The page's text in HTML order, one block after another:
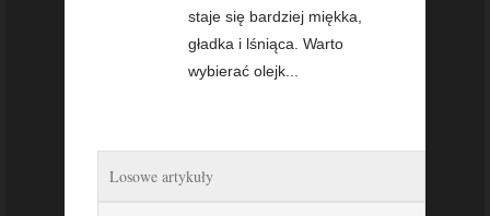
staje się bardziej miękka,
gładka i lśniąca. Warto
wybierać olejk...
Losowe artykuły